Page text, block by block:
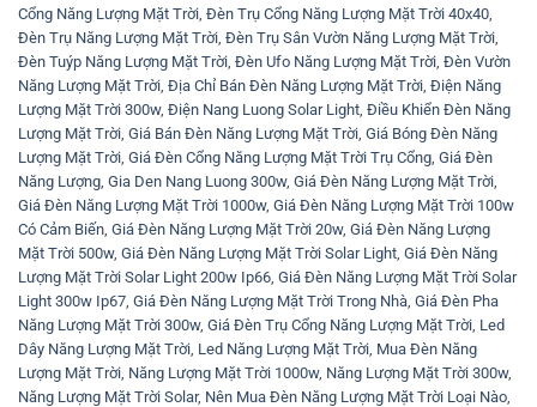
Cổng Năng Lượng Mặt Trời Đèn Trụ Cổng Năng Lượng Mặt Trời 40x40
Đèn Trụ Năng Lượng Mặt Trời Đèn Trụ Sân Vườn Năng Lượng Mặt Trời
Đèn Tuýp Năng Lượng Mặt Trời Đèn Ufo Năng Lượng Mặt Trời Đèn Vườn
Năng Lượng Mặt Trời Địa Chỉ Bán Đèn Năng Lượng Mặt Trời Điện Năng
Lượng Mặt Trời 300w, Điện Nang Luong Solar Light Điều Khiển Đèn Năng
Lượng Mặt Trời Giá Bán Đèn Năng Lượng Mặt Trời Giá Bóng Đèn Năng
Lượng Mặt Trời Giá Đèn Cổng Năng Lượng Mặt Trời Trụ Cổng Giá Đèn
Năng Lượng Gia Den Nang Luong 300w, Giá Đèn Năng Lượng Mặt Trời
Giá Đèn Năng Lượng Mặt Trời 1000w, Giá Đèn Năng Lượng Mặt Trời 100w
Có Cảm Biến Giá Đèn Năng Lượng Mặt Trời 20w, Giá Đèn Năng Lượng
Mặt Trời 500w, Giá Đèn Năng Lượng Mặt Trời Solar Light Giá Đèn Năng
Lượng Mặt Trời Solar Light 200w Ip66 Giá Đèn Năng Lượng Mặt Trời Solar
Light 300w Ip67 Giá Đèn Năng Lượng Mặt Trời Trong Nhà Giá Đèn Pha
Năng Lượng Mặt Trời 300w, Giá Đèn Trụ Cổng Năng Lượng Mặt Trời Led
Dây Năng Lượng Mặt Trời Led Năng Lượng Mặt Trời Mua Đèn Năng
Lượng Mặt Trời Năng Lượng Mặt Trời 1000w, Năng Lượng Mặt Trời 300w,
Năng Lượng Mặt Trời Solar, Nên Mua Đèn Năng Lượng Mặt Trời Loại Nào